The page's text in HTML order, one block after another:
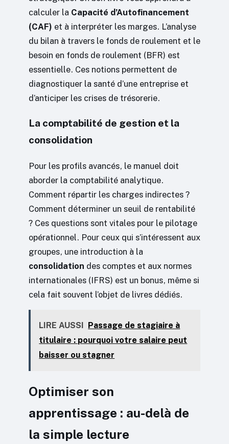
calculer la Capacité d’Autofinancement
(CAF) et à interpréter les marges. L’analyse
du bilan à travers le fonds de roulement et le
besoin en fonds de roulement (BFR) est
essentielle. Ces notions permettent de
diagnostiquer la santé d’une entreprise et
d’anticiper les crises de trésorerie.
La comptabilité de gestion et la
consolidation
Pour les profils avancés, le manuel doit
aborder la comptabilité analytique.
Comment répartir les charges indirectes ?
Comment déterminer un seuil de rentabilité
? Ces questions sont vitales pour le pilotage
opérationnel. Pour ceux qui s’intéressent aux
groupes, une introduction à la
consolidation des comptes et aux normes
internationales (IFRS) est un bonus, même si
cela fait souvent l’objet de livres dédiés.
LIRE AUSSI
Passage de stagiaire à
titulaire : pourquoi votre salaire peut
baisser ou stagner
Optimiser son
apprentissage : au-delà de
la simple lecture